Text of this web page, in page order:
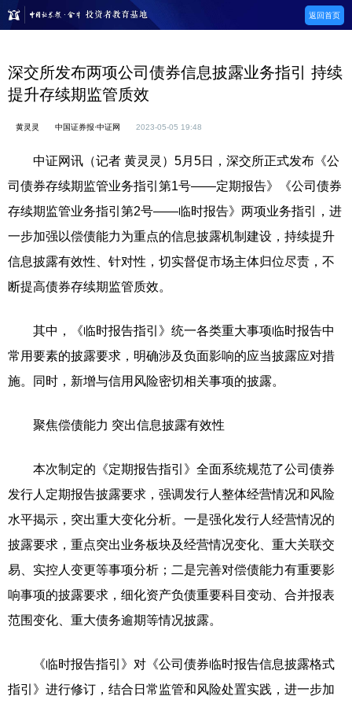
返回首页
深交所发布两项公司债券信息披露业务指引 持续
提升存续期监管质效
黄灵灵 中国证券报·中证网 2023-05-05 19:48
中证网讯（记者 黄灵灵）5月5日，深交所正式发布《公
司债券存续期监管业务指引第1号——定期报告》《公司债券
存续期监管业务指引第2号——临时报告》两项业务指引，进
一步加强以偿债能力为重点的信息披露机制建设，持续提升
信息披露有效性、针对性，切实督促市场主体归位尽责，不
断提高债券存续期监管质效。
其中，《临时报告指引》统一各类重大事项临时报告中
常用要素的披露要求，明确涉及负面影响的应当披露应对措
施。同时，新增与信用风险密切相关事项的披露。
聚焦偿债能力 突出信息披露有效性
本次制定的《定期报告指引》全面系统规范了公司债券
发行人定期报告披露要求，强调发行人整体经营情况和风险
水平揭示，突出重大变化分析。一是强化发行人经营情况的
披露要求，重点突出业务板块及经营情况变化、重大关联交
易、实控人变更等事项分析；二是完善对偿债能力有重要影
响事项的披露要求，细化资产负债重要科目变动、合并报表
范围变化、重大债务逾期等情况披露。
《临时报告指引》对《公司债券临时报告信息披露格式
指引》进行修订，结合日常监管和风险处置实践，进一步加